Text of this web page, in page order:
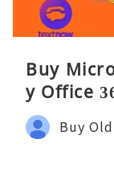
Buy
y Office
Buy